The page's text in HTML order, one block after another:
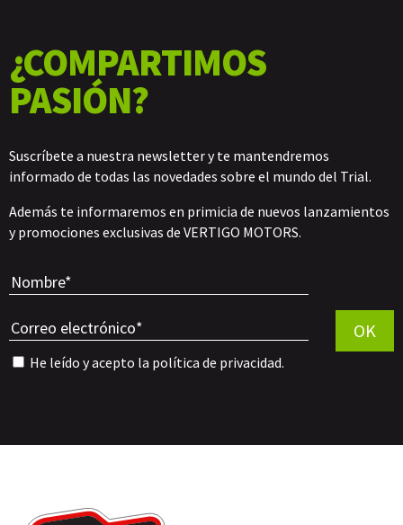
¿COMPARTIMOS
PASIÓN?
Suscríbete a nuestra newsletter y te mantendremos
informado de todas las novedades sobre el mundo del Trial.
Además te informaremos en primicia de nuevos lanzamientos
y promociones exclusivas de VERTIGO MOTORS.
He leído y acepto la política de privacidad.
OK